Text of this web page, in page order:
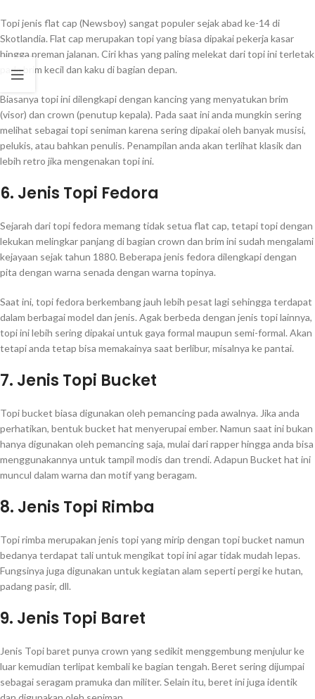
Topi jenis flat cap (Newsboy) sangat populer sejak abad ke-14 di
Skotlandia. Flat cap merupakan topi yang biasa dipakai pekerja kasar
hingga preman jalanan. Ciri khas yang paling melekat dari topi ini terletak
pada brim kecil dan kaku di bagian depan.
Biasanya topi ini dilengkapi dengan kancing yang menyatukan brim
(visor) dan crown (penutup kepala). Pada saat ini anda mungkin sering
melihat sebagai topi seniman karena sering dipakai oleh banyak musisi,
pelukis, atau bahkan penulis. Penampilan anda akan terlihat klasik dan
lebih retro jika mengenakan topi ini.
6. Jenis Topi Fedora
Sejarah dari topi fedora memang tidak setua flat cap, tetapi topi dengan
lekukan melingkar panjang di bagian crown dan brim ini sudah mengalami
kejayaan sejak tahun 1880. Beberapa jenis fedora dilengkapi dengan
pita dengan warna senada dengan warna topinya.
Saat ini, topi fedora berkembang jauh lebih pesat lagi sehingga terdapat
dalam berbagai model dan jenis. Agak berbeda dengan jenis topi lainnya,
topi ini lebih sering dipakai untuk gaya formal maupun semi-formal. Akan
tetapi anda tetap bisa memakainya saat berlibur, misalnya ke pantai.
7. Jenis Topi Bucket
Topi bucket biasa digunakan oleh pemancing pada awalnya. Jika anda
perhatikan, bentuk bucket hat menyerupai ember. Namun saat ini bukan
hanya digunakan oleh pemancing saja, mulai dari rapper hingga anda bisa
menggunakannya untuk tampil modis dan trendi. Adapun Bucket hat ini
muncul dalam warna dan motif yang beragam.
8. Jenis Topi Rimba
Topi rimba merupakan jenis topi yang mirip dengan topi bucket namun
bedanya terdapat tali untuk mengikat topi ini agar tidak mudah lepas.
Fungsinya juga digunakan untuk kegiatan alam seperti pergi ke hutan,
padang pasir, dll.
9. Jenis Topi Baret
Jenis Topi baret punya crown yang sedikit menggembung menjulur ke
luar kemudian terlipat kembali ke bagian tengah. Beret sering dijumpai
sebagai seragam pramuka dan militer. Selain itu, beret ini juga identik